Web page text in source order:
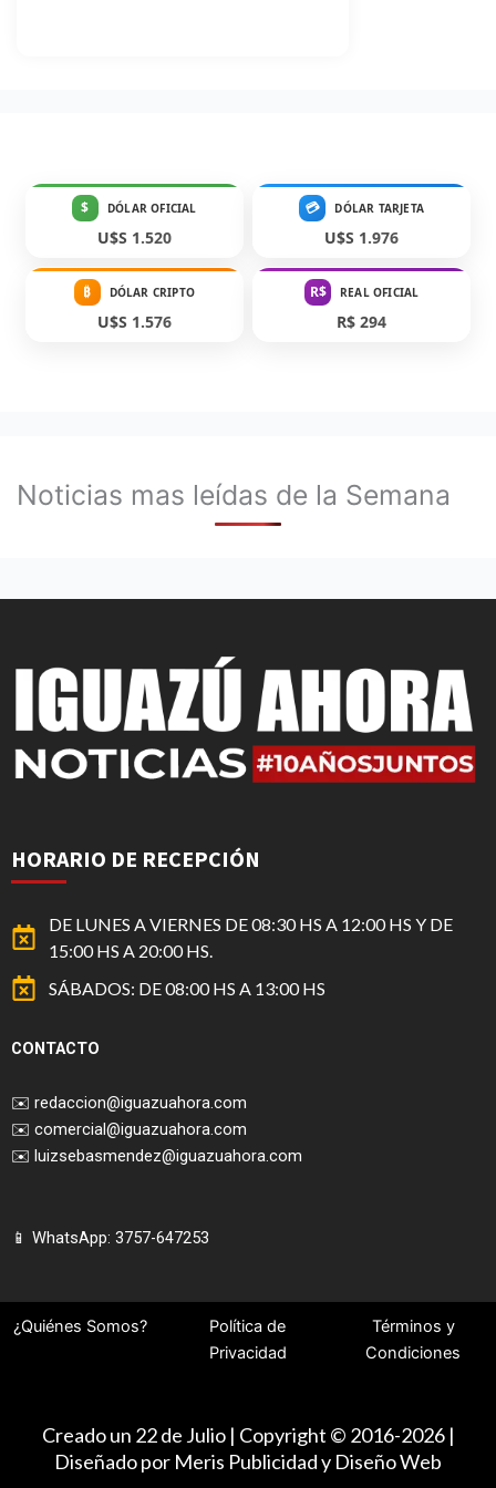
$ DÓLAR OFICIAL
U$S 1.520
💳 DÓLAR TARJETA
U$S 1.976
₿ DÓLAR CRIPTO
U$S 1.576
R$ REAL OFICIAL
R$ 294
Noticias mas leídas de la Semana
HORARIO DE RECEPCIÓN
DE LUNES A VIERNES DE 08:30 HS A 12:00 HS Y DE
15:00 HS A 20:00 HS.
SÁBADOS: DE 08:00 HS A 13:00 HS
CONTACTO
✉️ redaccion@iguazuahora.com
✉️ comercial@iguazuahora.com
✉️ luizsebasmendez@iguazuahora.com
📱 WhatsApp: 3757-647253
¿Quiénes Somos?
Política de
Privacidad
Términos y
Condiciones
Creado un 22 de Julio | Copyright © 2016-2026 |
Diseñado por Meris Publicidad y Diseño Web